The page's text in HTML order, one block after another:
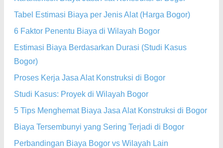
Tabel Estimasi Biaya per Jenis Alat (Harga Bogor)
6 Faktor Penentu Biaya di Wilayah Bogor
Estimasi Biaya Berdasarkan Durasi (Studi Kasus
Bogor)
Proses Kerja Jasa Alat Konstruksi di Bogor
Studi Kasus: Proyek di Wilayah Bogor
5 Tips Menghemat Biaya Jasa Alat Konstruksi di Bogor
Biaya Tersembunyi yang Sering Terjadi di Bogor
Perbandingan Biaya Bogor vs Wilayah Lain